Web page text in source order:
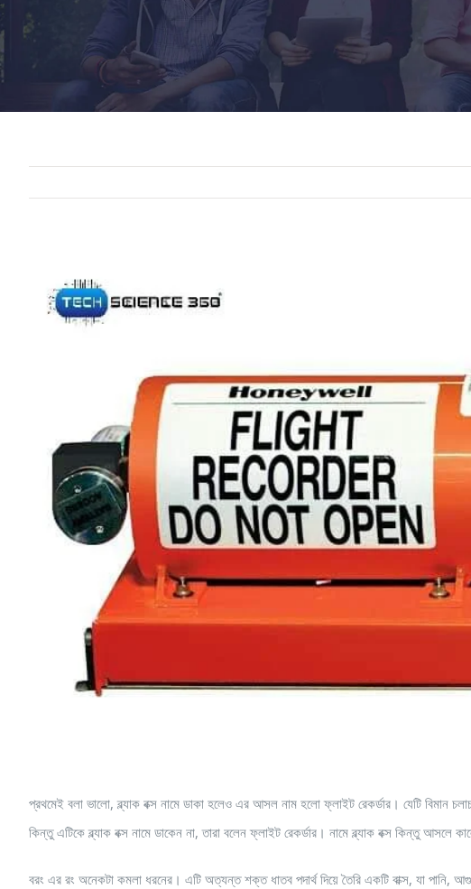
Larger
Image
প্রথমেই বলা ভালো, ব্ল্যাক বক্স নামে ডাকা হলেও এর আসল নাম হলো ফ্লাইট রেকর্ডার। যেটি বিমান
কিন্তু এটিকে ব্ল্যাক বক্স নামে ডাকেন না, তারা বলেন ফ্লাইট রেকর্ডার। নামে ব্ল্যাক বক্স কিন্তু আসলে
বরং এর রং অনেকটা কমলা ধরনের। এটি অত্যন্ত শক্ত ধাতব পদার্থ দিয়ে তৈরি একটি বাক্স, যা পানি,